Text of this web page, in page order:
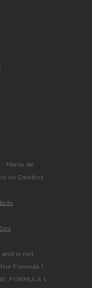
Mania de
os Direitos
and is not
Formula 1
FORMULA 1,